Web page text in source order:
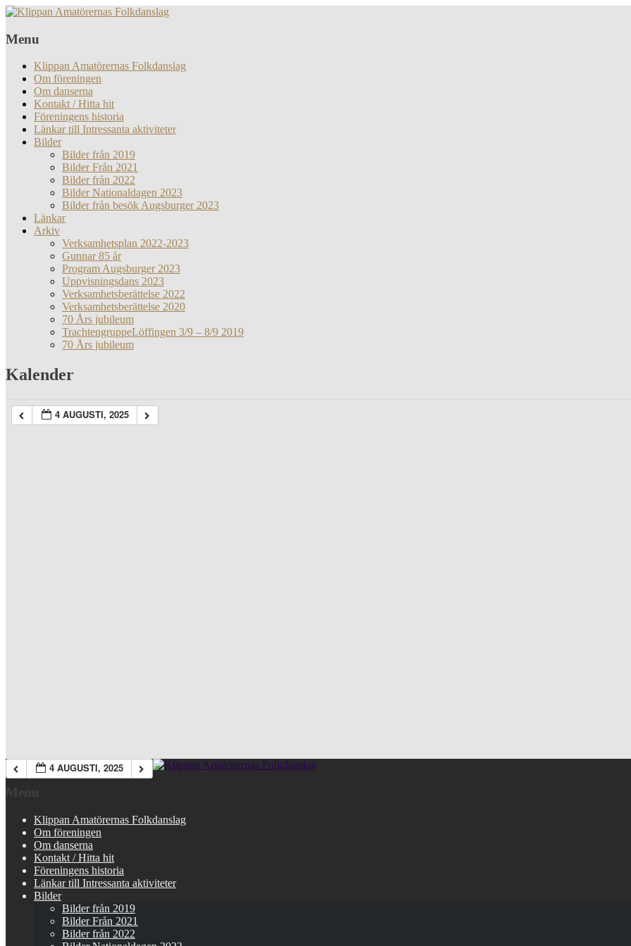
Menu
Klippan Amatörernas Folkdanslag
Om föreningen
Om danserna
Kontakt / Hitta hit
Föreningens historia
Länkar till Intressanta aktiviteter
Bilder
Bilder från 2019
Bilder Från 2021
Bilder från 2022
Bilder Nationaldagen 2023
Bilder från besök Augsburger 2023
Länkar
Arkiv
Verksamhetsplan 2022-2023
Gunnar 85 år
Program Augsburger 2023
Uppvisningsdans 2023
Verksamhetsberättelse 2022
Verksamhetsberättelse 2020
70 Års jubileum
TrachtengruppeLöffingen 3/9 – 8/9 2019
70 Års jubileum
Kalender
4 AUGUSTI, 2025
4 AUGUSTI, 2025
Menu
Klippan Amatörernas Folkdanslag
Om föreningen
Om danserna
Kontakt / Hitta hit
Föreningens historia
Länkar till Intressanta aktiviteter
Bilder
Bilder från 2019
Bilder Från 2021
Bilder från 2022